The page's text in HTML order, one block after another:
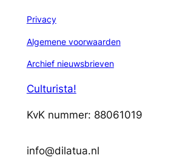
Privacy
Algemene voorwaarden
Archief nieuwsbrieven
Culturista!
KvK nummer: 88061019
info@dilatua.nl